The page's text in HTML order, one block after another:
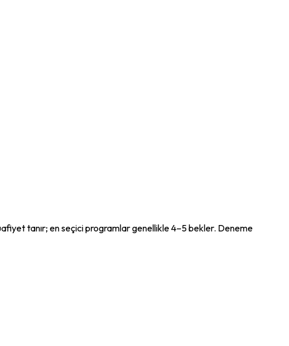
tanır; en seçici programlar genellikle 4–5 bekler. Deneme